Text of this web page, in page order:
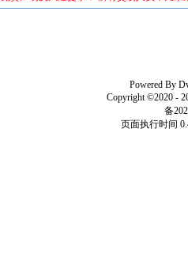
Powered By
Copyright ©2020 -
备
页面执行时间